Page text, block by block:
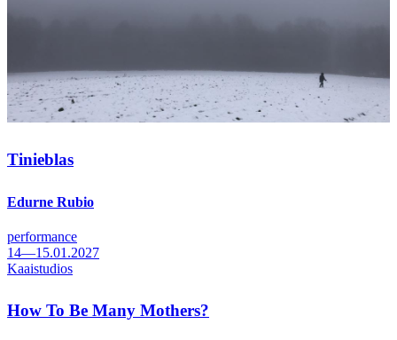
Tinieblas
Edurne Rubio
performance
14—15.01.2027
Kaaistudios
How To Be Many Mothers?